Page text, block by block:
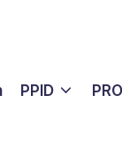
PPID